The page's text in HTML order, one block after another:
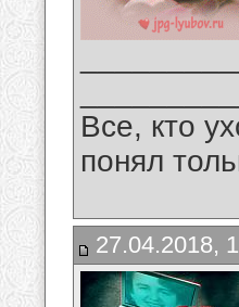
Все, кто
понял
27.04.2018,